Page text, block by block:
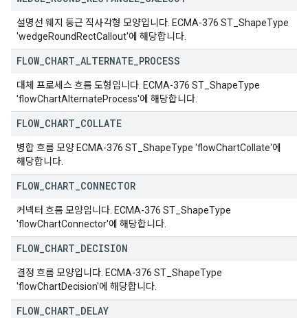
설명선 웨지 둥근 직사각형 모양입니다. ECMA-376 ST_ShapeType
'wedgeRoundRectCallout'에 해당합니다.
FLOW_ CHART ALTERNATE PROCESS
대체 프로세스 흐름 도형입니다. ECMA-376 ST_ShapeType
'flowChartAlternateProcess'에 해당합니다.
FLOW_ CHART COLLATE
병합 흐름 모양 ECMA-376 ST_ShapeType 'flowChartCollate'에
해당합니다.
FLOW_ CHART CONNECTOR
커넥터 흐름 모양입니다. ECMA-376 ST_ShapeType
'flowChartConnector'에 해당합니다.
FLOW_ CHART DECISION
결정 흐름 모양입니다. ECMA-376 ST_ShapeType
'flowChartDecision'에 해당합니다.
FLOW_ CHART DELAY